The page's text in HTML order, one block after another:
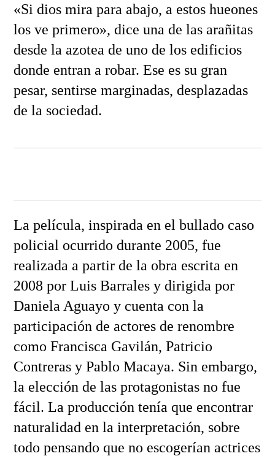
«Si dios mira para abajo, a estos hueones
los ve primero», dice una de las arañitas
desde la azotea de uno de los edificios
donde entran a robar. Ese es su gran
pesar, sentirse marginadas, desplazadas
de la sociedad.
La película, inspirada en el bullado caso
policial ocurrido durante 2005, fue
realizada a partir de la obra escrita en
2008 por Luis Barrales y dirigida por
Daniela Aguayo y cuenta con la
participación de actores de renombre
como Francisca Gavilán, Patricio
Contreras y Pablo Macaya. Sin embargo,
la elección de las protagonistas no fue
fácil. La producción tenía que encontrar
naturalidad en la interpretación, sobre
todo pensando que no escogerían actrices